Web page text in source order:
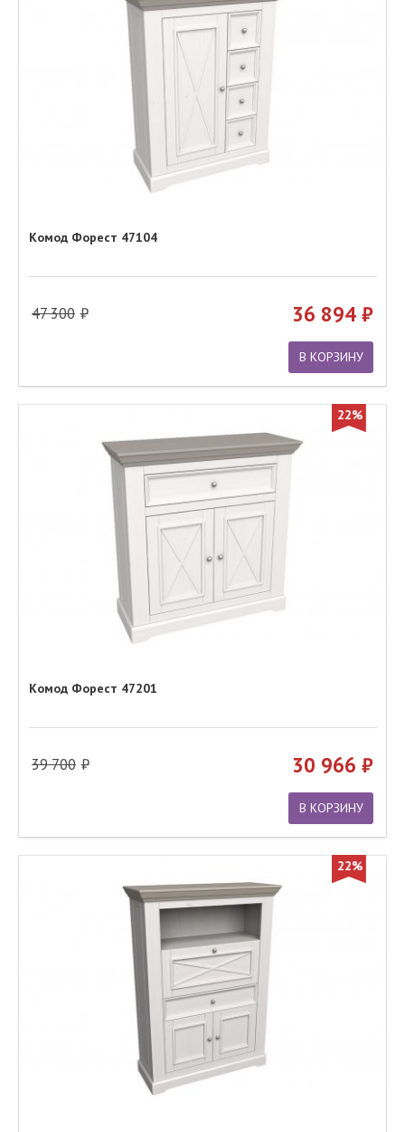
Комод Форест 47104
47 300 36 894
В КОРЗИНУ
22%
Комод Форест 47201
39 700 30 966
В КОРЗИНУ
22%